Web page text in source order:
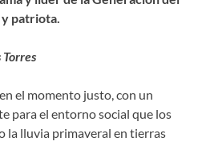
patriota.
el momento justo, con un
para el entorno social que los
la lluvia primaveral en tierras